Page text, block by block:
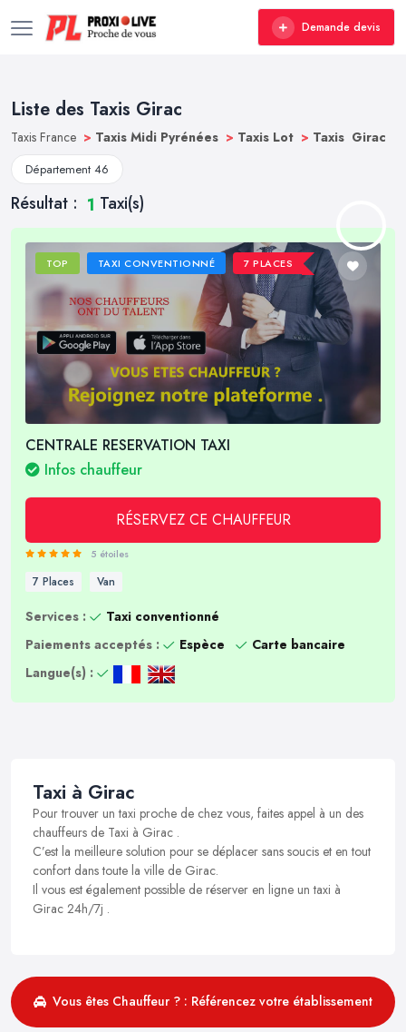
Demande devis
Liste des Taxis Girac
Taxis France > Taxis Midi Pyrénées > Taxis Lot > Taxis Girac
Département 46
Résultat : 1 Taxi(s)
TOP TAXI CONVENTIONNÉ 7 PLACES
CENTRALE RESERVATION TAXI
Infos chauffeur
RÉSERVEZ CE CHAUFFEUR
5 étoiles
7 Places Van
Services :
Taxi conventionné
Paiements acceptés :
Espèce
Carte bancaire
Langue(s) :
Taxi à Girac
Pour trouver un taxi proche de chez vous, faites appel à un des
chauffeurs de Taxi à Girac .
C’est la meilleure solution pour se déplacer sans soucis et en tout
confort dans toute la ville de Girac.
Il vous est également possible de réserver en ligne un taxi à
Girac 24h/7j .
Vous êtes Chauffeur ? : Référencez votre établissement